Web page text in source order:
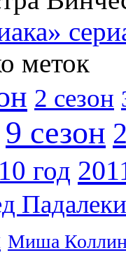
меток
2 сезон
9 сезон
год
Падалеки
Миша